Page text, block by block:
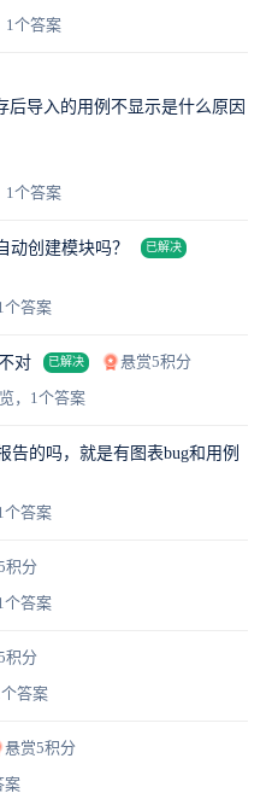
1个答案
后导入的用例不显示是什么原因
1个答案
动创建模块吗？ 已解决
个答案
对 已解决
悬赏5积分
，1个答案
告的吗，就是有图表bug和用例
个答案
积分
个答案
积分
答案
悬赏5积分
案